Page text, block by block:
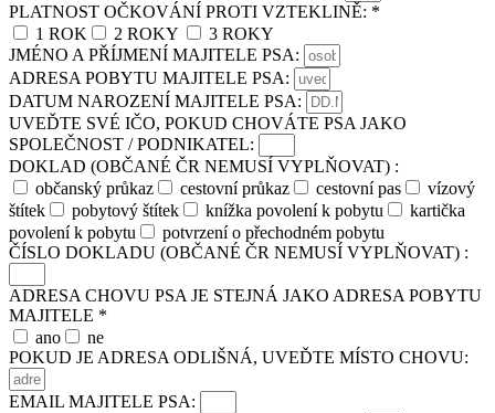
PLATNOST OČKOVÁNÍ PROTI VZTEKLINĚ: *
1 ROK
2 ROKY
3 ROKY
JMÉNO A PŘÍJMENÍ MAJITELE PSA:
ADRESA POBYTU MAJITELE PSA:
DATUM NAROZENÍ MAJITELE PSA:
UVEĎTE SVÉ IČO, POKUD CHOVÁTE PSA JAKO
SPOLEČNOST / PODNIKATEL:
DOKLAD (OBČANÉ ČR NEMUSÍ VYPLŇOVAT) :
občanský průkaz
cestovní průkaz cestovní pas
vízový
štítek
pobytový štítek knížka povolení k pobytu
kartička
povolení k pobytu
potvrzení o přechodném pobytu
ČÍSLO DOKLADU (OBČANÉ ČR NEMUSÍ VYPLŇOVAT) :
ADRESA CHOVU PSA JE STEJNÁ JAKO ADRESA POBYTU
MAJITELE *
ano
ne
POKUD JE ADRESA ODLIŠNÁ, UVEĎTE MÍSTO CHOVU:
EMAIL MAJITELE PSA: